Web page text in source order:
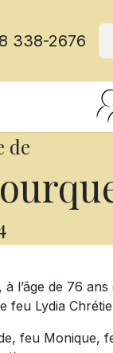
338-2676
de
l’âge de 76 ans
feu Lydia
feu Monique,